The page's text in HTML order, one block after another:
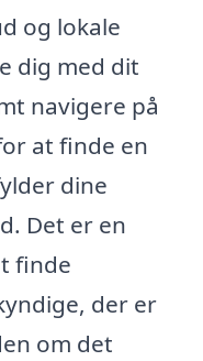
og lokale
dig med dit
navigere på
at finde en
dine
Det er en
finde
der er
om det